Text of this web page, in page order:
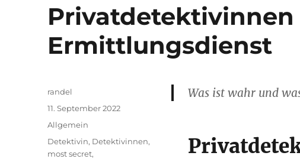
Ermittlungsdienst
Was ist wahr und
Autor
randel
Veröffentlicht
am
11. September 2022
Kategorien
Allgemein
Schlagwörter
Detektivin, Detektivinnen,
most secret,